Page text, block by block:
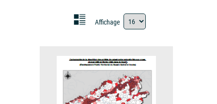
Affichage